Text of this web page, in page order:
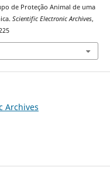
de Proteção Animal de uma
Scientific Electronic Archives,
Archives